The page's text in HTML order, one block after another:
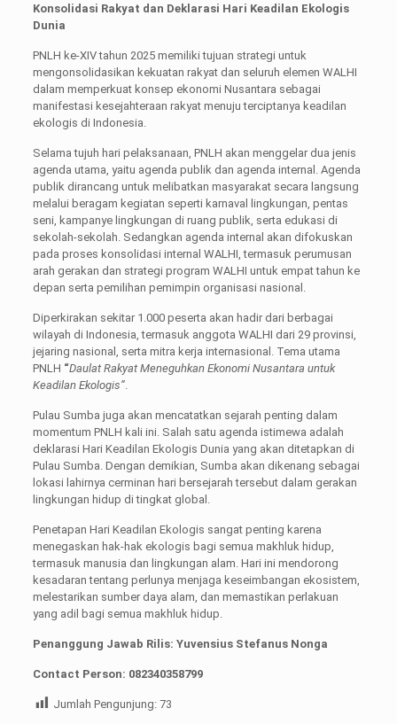
Konsolidasi Rakyat dan Deklarasi Hari Keadilan Ekologis
Dunia
PNLH ke-XIV tahun 2025 memiliki tujuan strategi untuk
mengonsolidasikan kekuatan rakyat dan seluruh elemen WALHI
dalam memperkuat konsep ekonomi Nusantara sebagai
manifestasi kesejahteraan rakyat menuju terciptanya keadilan
ekologis di Indonesia.
Selama tujuh hari pelaksanaan, PNLH akan menggelar dua jenis
agenda utama, yaitu agenda publik dan agenda internal. Agenda
publik dirancang untuk melibatkan masyarakat secara langsung
melalui beragam kegiatan seperti karnaval lingkungan, pentas
seni, kampanye lingkungan di ruang publik, serta edukasi di
sekolah-sekolah. Sedangkan agenda internal akan difokuskan
pada proses konsolidasi internal WALHI, termasuk perumusan
arah gerakan dan strategi program WALHI untuk empat tahun ke
depan serta pemilihan pemimpin organisasi nasional.
Diperkirakan sekitar 1.000 peserta akan hadir dari berbagai
wilayah di Indonesia, termasuk anggota WALHI dari 29 provinsi,
jejaring nasional, serta mitra kerja internasional. Tema utama
PNLH “Daulat Rakyat Meneguhkan Ekonomi Nusantara untuk
Keadilan Ekologis”.
Pulau Sumba juga akan mencatatkan sejarah penting dalam
momentum PNLH kali ini. Salah satu agenda istimewa adalah
deklarasi Hari Keadilan Ekologis Dunia yang akan ditetapkan di
Pulau Sumba. Dengan demikian, Sumba akan dikenang sebagai
lokasi lahirnya cerminan hari bersejarah tersebut dalam gerakan
lingkungan hidup di tingkat global.
Penetapan Hari Keadilan Ekologis sangat penting karena
menegaskan hak-hak ekologis bagi semua makhluk hidup,
termasuk manusia dan lingkungan alam. Hari ini mendorong
kesadaran tentang perlunya menjaga keseimbangan ekosistem,
melestarikan sumber daya alam, dan memastikan perlakuan
yang adil bagi semua makhluk hidup.
Penanggung Jawab Rilis: Yuvensius Stefanus Nonga
Contact Person: 082340358799
Jumlah Pengunjung: 73